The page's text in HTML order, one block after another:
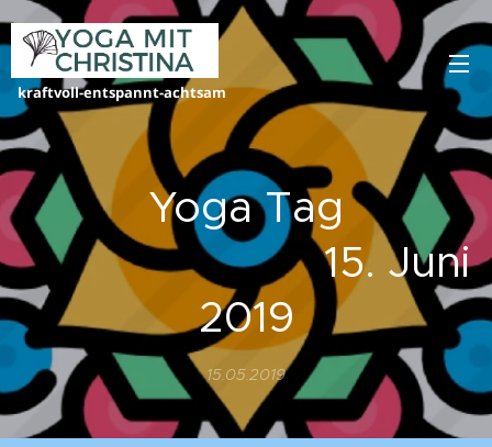
kraftvoll-entspannt-achtsam
Yoga Tag
15. Juni
2019
15.05.2019